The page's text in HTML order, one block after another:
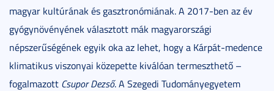
magyar kultúrának és gasztronómiának. A 2017-ben az év
gyógynövényének választott mák magyarországi
népszerűségének egyik oka az lehet, hogy a Kárpát-medence
klimatikus viszonyai közepette kiválóan termeszthető –
fogalmazott Csupor Dezső. A Szegedi Tudományegyetem